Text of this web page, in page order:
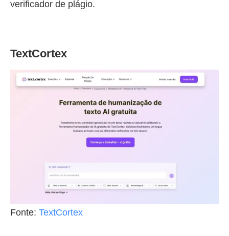
verificador de plágio.
TextCortex
Fonte: TextCortex